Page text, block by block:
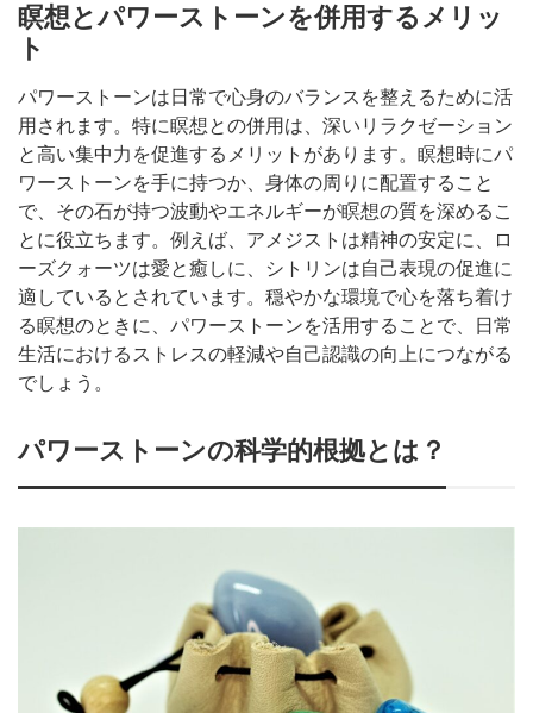
瞑想とパワーストーンを併用するメリッ
ト
パワーストーンは日常で心身のバランスを整えるために活
用されます。特に瞑想との併用は、深いリラクゼーション
と高い集中力を促進するメリットがあります。瞑想時にパ
ワーストーンを手に持つか、身体の周りに配置すること
で、その石が持つ波動やエネルギーが瞑想の質を深めるこ
とに役立ちます。例えば、アメジストは精神の安定に、ロ
ーズクォーツは愛と癒しに、シトリンは自己表現の促進に
適しているとされています。穏やかな環境で心を落ち着け
る瞑想のときに、パワーストーンを活用することで、日常
生活におけるストレスの軽減や自己認識の向上につながる
でしょう。
パワーストーンの科学的根拠とは？